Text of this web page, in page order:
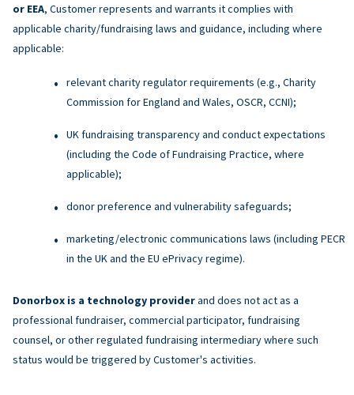
or EEA, Customer represents and warrants it complies with
applicable charity/fundraising laws and guidance, including where
applicable:
relevant charity regulator requirements (e.g., Charity
Commission for England and Wales, OSCR, CCNI);
UK fundraising transparency and conduct expectations
(including the Code of Fundraising Practice, where
applicable);
donor preference and vulnerability safeguards;
marketing/electronic communications laws (including PECR
in the UK and the EU ePrivacy regime).
Donorbox is a technology providerand does not act as a
professional fundraiser, commercial participator, fundraising
counsel, or other regulated fundraising intermediary where such
status would be triggered by Customer's activities.